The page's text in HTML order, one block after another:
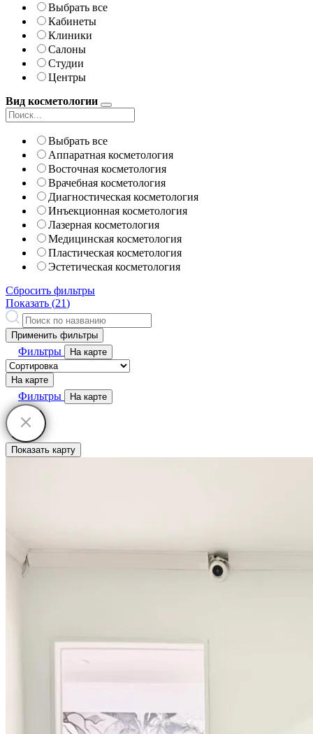
Выбрать все
Кабинеты
Клиники
Салоны
Студии
Центры
Вид косметологии
Выбрать все
Аппаратная косметология
Восточная косметология
Врачебная косметология
Диагностическая косметология
Инъекционная косметология
Лазерная косметология
Медицинская косметология
Пластическая косметология
Эстетическая косметология
Сбросить фильтры
Показать (21)
Применить фильтры
Фильтры На карте
На карте
Фильтры На карте
Показать карту